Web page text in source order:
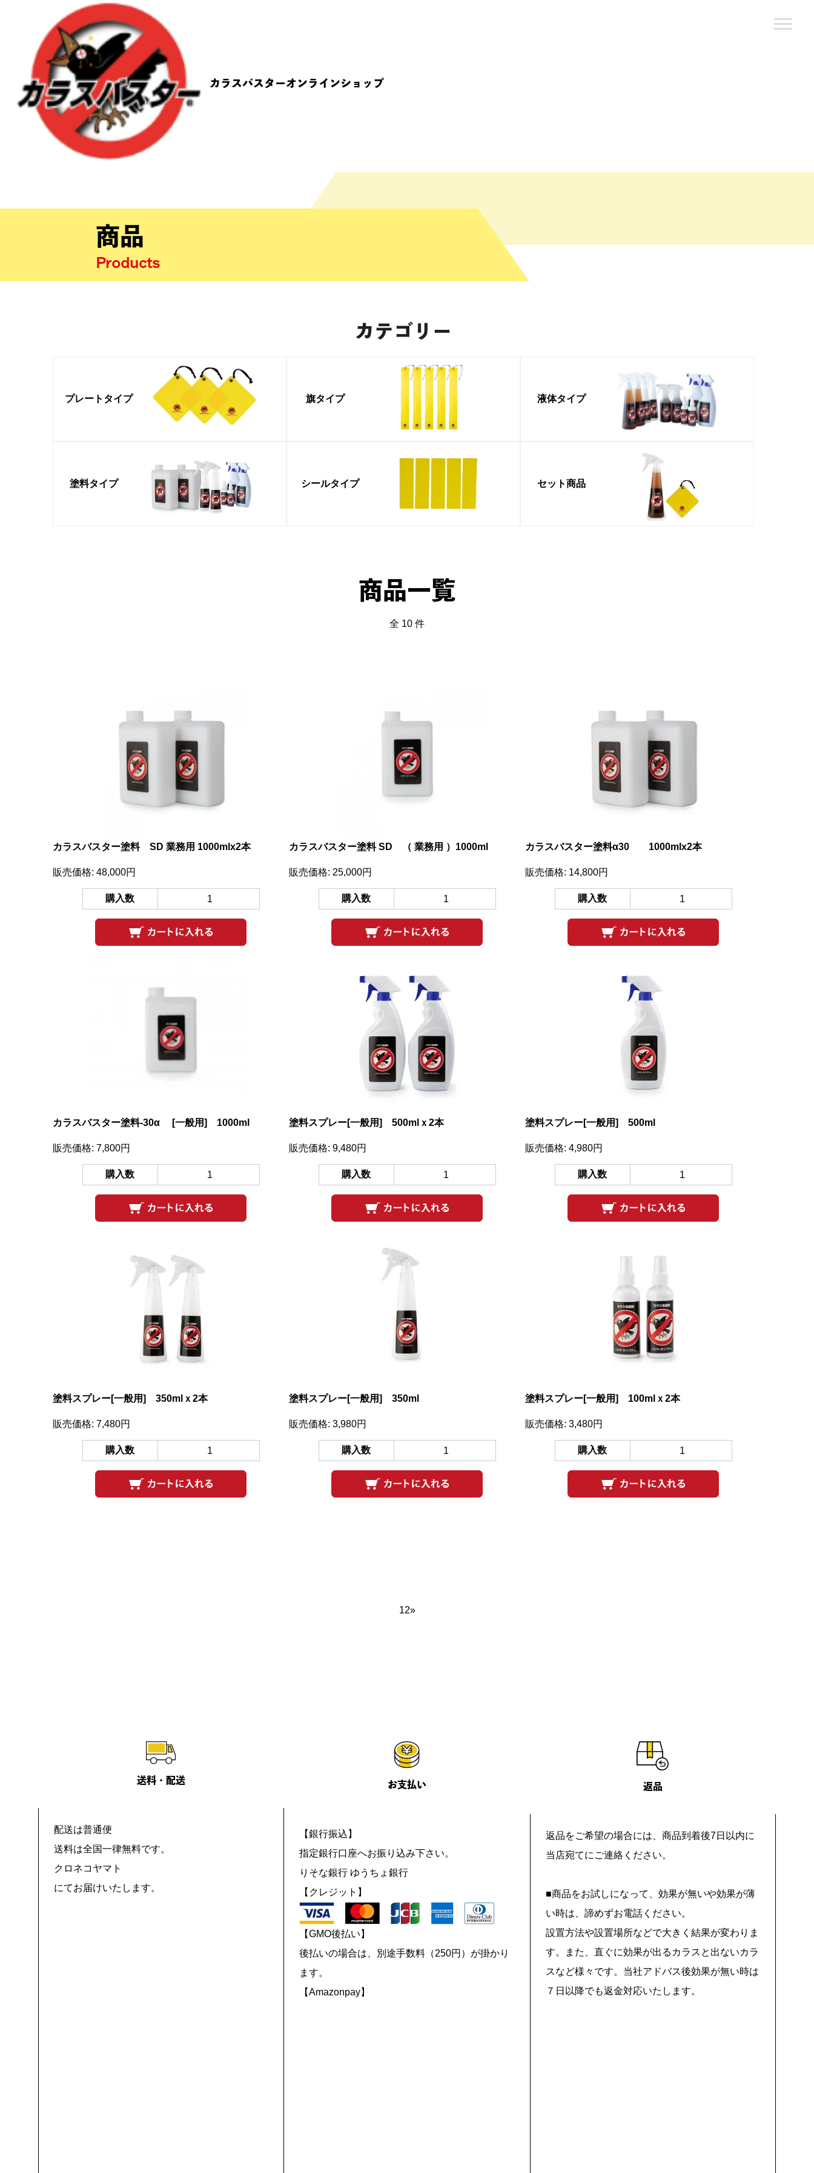
カラスバスターオンラインショップ
商品
Products
カテゴリー
プレート タイプ 旗タイプ 液体タイプ
塗料タイプ シールタイプ セット商品
商品一覧
全 10 件
カラスバスター塗料 SD 業務用 1000mlx2本
販売価格: 48,000円
購入数
カラスバスター塗料 SD （ 業務用 ）1000ml
販売価格: 25,000円
購入数
カラスバスター塗料α30 1000mlx2本
販売価格: 14,800円
購入数
カラスバスター塗料-30α [一般用] 1000ml
販売価格: 7,800円
購入数
塗料スプレー[一般用] 500mlｘ2本
販売価格: 9,480円
購入数
塗料スプレー[一般用] 500ml
販売価格: 4,980円
購入数
塗料スプレー[一般用] 350mlｘ2本
販売価格: 7,480円
購入数
塗料スプレー[一般用] 350ml
販売価格: 3,980円
購入数
塗料スプレー[一般用] 100mlｘ2本
販売価格: 3,480円
購入数
12»
送料・配送
配送は普通便
送料は全国一律無料です。
クロネコヤマト
にてお届けいたします。
お支払い
【銀行振込】
指定銀行口座へお振り込み下さい。
りそな銀行 ゆうちょ銀行
【クレジット】
【GMO後払い】
後払いの場合は、別途手数料（250円）が掛かり
ます。
【Amazonpay】
返品
返品をご希望の場合には、商品到着後7日以内に
当店宛てにご連絡ください。
■商品をお試しになって、効果が無いや効果が薄
い時は、諦めずお電話ください。
設置方法や設置場所などで大きく結果が変わりま
す。また、直ぐに効果が出るカラスと出ないカラ
スなど様々です。当社アドバス後効果が無い時は
７日以降でも返金対応いたします。